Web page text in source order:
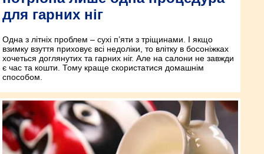
для гарних ніг
Одна з літніх проблем – сухі п’яти з тріщинами. І якщо
взимку взуття приховує всі недоліки, то влітку в босоніжках
хочеться доглянутих та гарних ніг. Але на салони не завжди
є час та кошти. Тому краще скористатися домашнім
способом.